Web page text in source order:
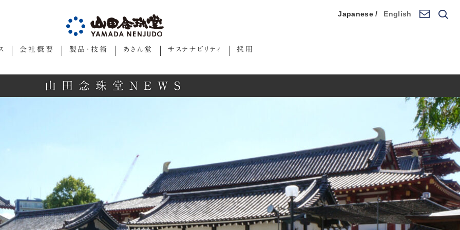
会社概要 製品・技術 あさん堂 サステナビリティ 採用
Japanese / English
山田念珠堂NEWS